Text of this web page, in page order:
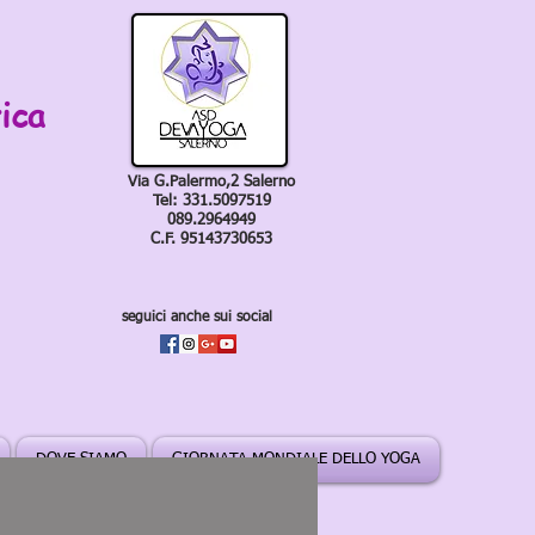
Via G.Palermo,2 Salerno
Tel: 331.5097519
089.2964949
C.F. 95143730653
seguici anche sui social
DOVE SIAMO GIORNATA MONDIALE DELLO YOGA